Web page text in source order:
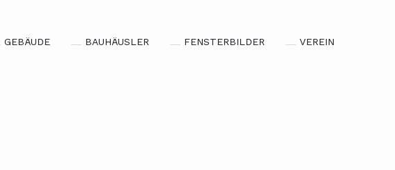
GEBÄUDE BAUHÄUSLER FENSTERBILDER VEREIN